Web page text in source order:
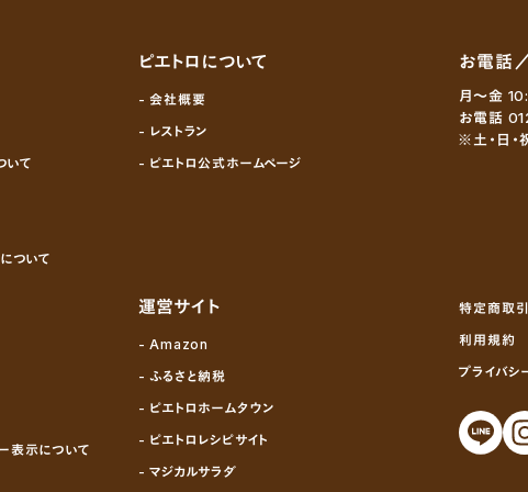
いて
ついて
表示について
ピエトロについて
- 会社概要
- レストラン
- ピエトロ公式ホームページ
運営サイト
- Amazon
- ふるさと納税
- ピエトロホームタウン
- ピエトロレシピサイト
- マジカルサラダ
お電話
月～金
お電話
※土・日・
特定商取
利用規約
プライバシ